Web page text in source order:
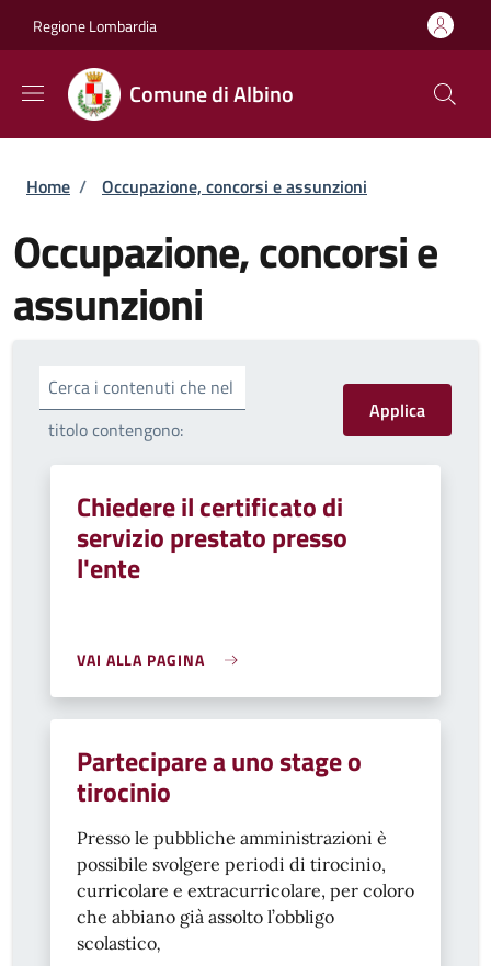
Regione Lombardia
Comune di Albino
Briciole di pane
Home / Occupazione, concorsi e assunzioni
Occupazione, concorsi e
assunzioni
Cerca i contenuti che nel
titolo contengono:
Chiedere il certificato di
servizio prestato presso
l'ente
VAI ALLA PAGINA
Partecipare a uno stage o
tirocinio
Presso le pubbliche amministrazioni è
possibile svolgere periodi di tirocinio,
curricolare e extracurricolare, per coloro
che abbiano già assolto l’obbligo
scolastico,